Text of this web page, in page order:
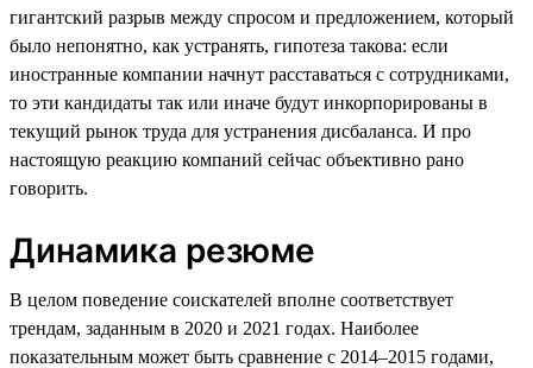
гигантский разрыв между спросом и предложением, который
было непонятно, как устранять, гипотеза такова: если
иностранные компании начнут расставаться с сотрудниками,
то эти кандидаты так или иначе будут инкорпорированы в
текущий рынок труда для устранения дисбаланса. И про
настоящую реакцию компаний сейчас объективно рано
говорить.
Динамика резюме
В целом поведение соискателей вполне соответствует
трендам, заданным в 2020 и 2021 годах. Наиболее
показательным может быть сравнение с 2014–2015 годами,